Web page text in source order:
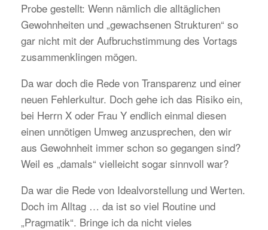
Probe gestellt: Wenn nämlich die alltäglichen
Gewohnheiten und „gewachsenen Strukturen“ so
gar nicht mit der Aufbruchstimmung des Vortags
zusammenklingen mögen.
Da war doch die Rede von Transparenz und einer
neuen Fehlerkultur. Doch gehe ich das Risiko ein,
bei Herrn X oder Frau Y endlich einmal diesen
einen unnötigen Umweg anzusprechen, den wir
aus Gewohnheit immer schon so gegangen sind?
Weil es „damals“ vielleicht sogar sinnvoll war?
Da war die Rede von Idealvorstellung und Werten.
Doch im Alltag … da ist so viel Routine und
„Pragmatik“. Bringe ich da nicht vieles